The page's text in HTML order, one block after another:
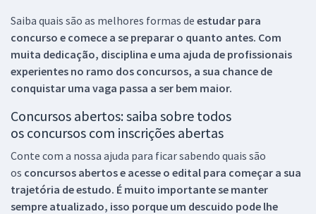
Saiba quais são as melhores formas de estudar para
concurso e comece a se preparar o quanto antes. Com
muita dedicação, disciplina e uma ajuda de profissionais
experientes no ramo dos concursos, a sua chance de
conquistar uma vaga passa a ser bem maior.
Concursos abertos: saiba sobre todos
os concursos com inscrições abertas
Conte com a nossa ajuda para ficar sabendo quais são
os concursos abertos e acesse o edital para começar a sua
trajetória de estudo. É muito importante se manter
sempre atualizado, isso porque um descuido pode lhe